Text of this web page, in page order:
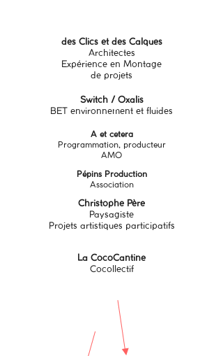
des Clics et des Calques
Architectes
Expérience en Montage
de projets
Switch / Oxalis
BET environnement et fluides
A et cetera
Programmation, producteur
AMO
Pépins Production
Association
Christophe Père
Paysagiste
Projets artistiques participatifs
La CocoCantine
Cocollectif